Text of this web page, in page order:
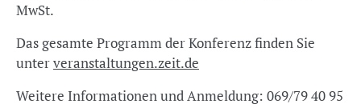
MwSt.
Das gesamte Programm der Konferenz finden Sie
unterveranstaltungen.zeit.de
Weitere Informationen und Anmeldung: 069/79 40 95